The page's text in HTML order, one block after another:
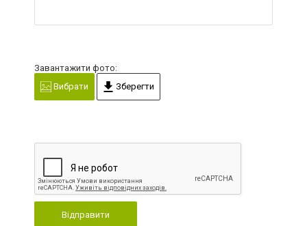
Завантажити фото:
Вибрати
Зберегти
Відправити